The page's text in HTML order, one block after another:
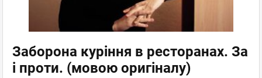
Заборона куріння в ресторанах. За
і проти. (мовою оригіналу)